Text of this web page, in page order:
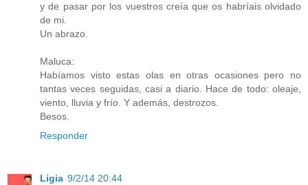
y de pasar por los vuestros creía que os habríais olvidado
de mi.
Un abrazo.
Maluca:
Habíamos visto estas olas en otras ocasiones pero no
tantas veces seguidas, casi a diario. Hace de todo: oleaje,
viento, lluvia y frío. Y además, destrozos.
Besos.
Responder
Ligia 9/2/14 20:44